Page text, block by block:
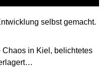
selbst gemacht.
in Kiel, belichtetes